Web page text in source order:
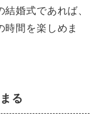
婚式であれば、
時間を楽しめま
る